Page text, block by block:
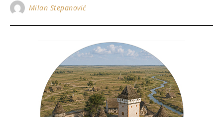
Milan Stepanović